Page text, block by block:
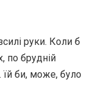
руки. Коли б
по брудній
їй би, може, було